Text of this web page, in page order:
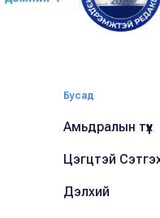
Бусад
Амьдралын түүх
Цэгцтэй
Дэлхий